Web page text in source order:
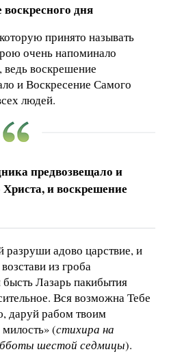
дня
принято называть
очень напоминало
ведь воскрешение
и Воскресение Самого
людей.
предвозвещало и
и воскрешение
разруши адово царствие, и
из гроба
бысть Лазарь пакибытия
Вся возможна Тебе
даруй рабом твоим
(стихира на
шестой седмицы).